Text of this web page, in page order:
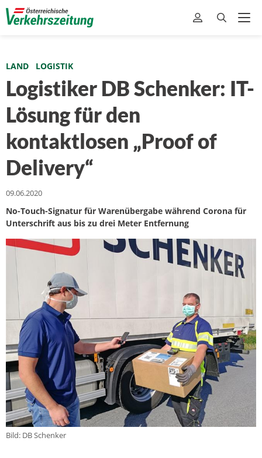
LAND LOGISTIK
Logistiker DB Schenker: IT-
Lösung für den
kontaktlosen „Proof of
Delivery“
09.06.2020
No-Touch-Signatur für Warenübergabe während Corona für
Unterschrift aus bis zu drei Meter Entfernung
Bild: DB Schenker